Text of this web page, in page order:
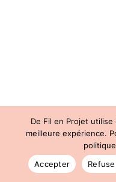
De Fil en Projet
meilleure expérience.
Accepter